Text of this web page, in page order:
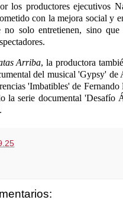
los productores ejecutivos
con la mejora social y
no solo entretienen, sino
Arriba, la productora
del musical 'Gypsy' de
'Imbatibles' de
la serie documental 'Desafío